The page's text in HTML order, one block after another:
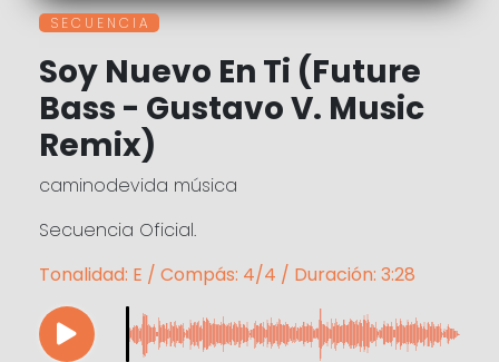
S E C U E N C I A
Soy Nuevo En Ti (Future
Bass - Gustavo V. Music
Remix)
caminodevida música
Secuencia Oficial.
Tonalidad: E / Compás: 4/4 / Duración: 3:28